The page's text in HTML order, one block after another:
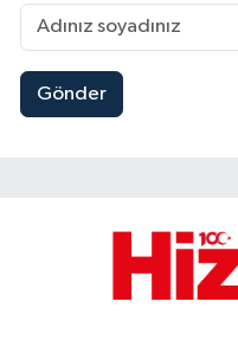
Gönder